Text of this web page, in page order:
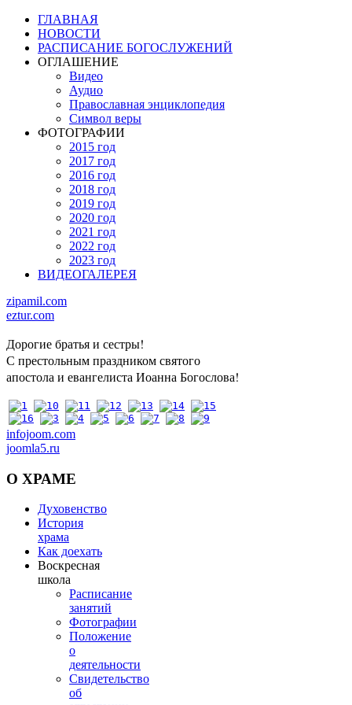
ГЛАВНАЯ
НОВОСТИ
РАСПИСАНИЕ БОГОСЛУЖЕНИЙ
ОГЛАШЕНИЕ
Видео
Аудио
Православная энциклопедия
Символ веры
ФОТОГРАФИИ
2015 год
2017 год
2016 год
2018 год
2019 год
2020 год
2021 год
2022 год
2023 год
ВИДЕОГАЛЕРЕЯ
zipamil.com
eztur.com
Дорогие братья и сестры!
С престольным праздником святого
апостола и евангелиста Иоанна Богослова!
infojoom.com
joomla5.ru
О ХРАМЕ
Духовенство
История
храма
Как доехать
Воскресная
школа
Расписание
занятий
Фотографии
Положение
о
деятельности
Свидетельство
об